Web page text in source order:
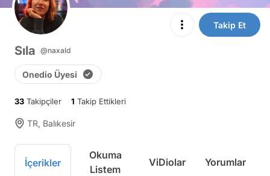
Takip Et
Sıla @naxald
Onedio Üyesi
33 Takipçiler 1 Takip Ettikleri
TR, Balıkesir
İçerikler
Okuma
Listem
ViDiolar Yorumlar